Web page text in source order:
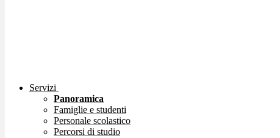
Servizi
Panoramica
Famiglie e studenti
Personale scolastico
Percorsi di studio